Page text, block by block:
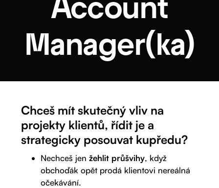
Account
Manager(ka)
Chceš mít skutečný vliv na
projekty klientů, řídit je a
strategicky posouvat kupředu?
Nechceš jenžehlit průšvihy, když
obchoďák opět prodá klientovi nereálná
očekávání.